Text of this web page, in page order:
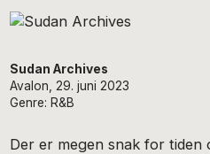
Sudan Archives
Avalon, 29. juni 2023
Genre: R&B
Der er megen snak for